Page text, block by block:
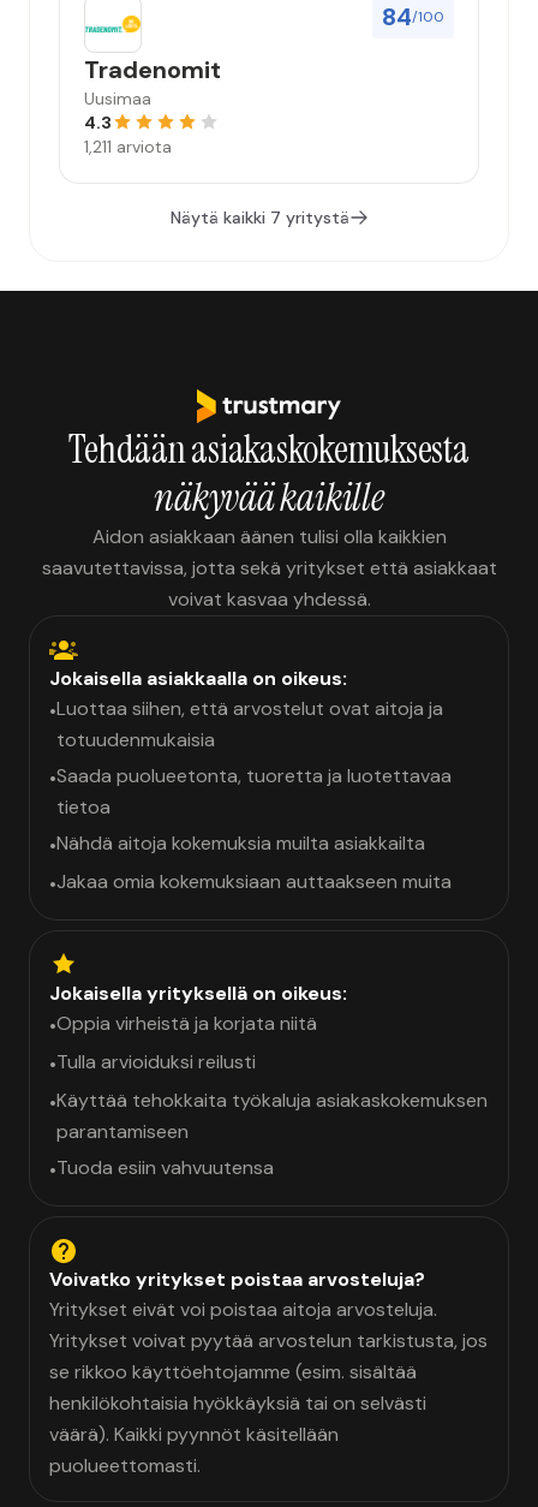
84/100
Tradenomit
Uusimaa
4.3
1,211 arviota
Näytä kaikki 7 yritystä
Tehdään asiakaskokemuksesta
näkyvää kaikille
Aidon asiakkaan äänen tulisi olla kaikkien
saavutettavissa, jotta sekä yritykset että asiakkaat
voivat kasvaa yhdessä.
Jokaisella asiakkaalla on oikeus:
•Luottaa siihen, että arvostelut ovat aitoja ja
totuudenmukaisia
•Saada puolueetonta, tuoretta ja luotettavaa
tietoa
•Nähdä aitoja kokemuksia muilta asiakkailta
•Jakaa omia kokemuksiaan auttaakseen muita
Jokaisella yrityksellä on oikeus:
•Oppia virheistä ja korjata niitä
•Tulla arvioiduksi reilusti
•Käyttää tehokkaita työkaluja asiakaskokemuksen
parantamiseen
•Tuoda esiin vahvuutensa
Voivatko yritykset poistaa arvosteluja?
Yritykset eivät voi poistaa aitoja arvosteluja.
Yritykset voivat pyytää arvostelun tarkistusta, jos
se rikkoo käyttöehtojamme (esim. sisältää
henkilökohtaisia hyökkäyksiä tai on selvästi
väärä). Kaikki pyynnöt käsitellään
puolueettomasti.